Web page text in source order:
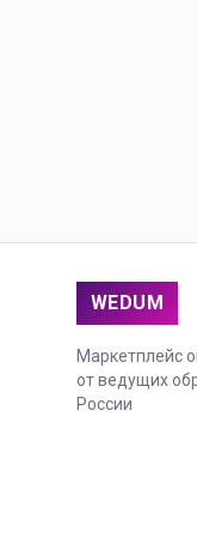
WEDUM
Маркетплейс
от ведущих
России